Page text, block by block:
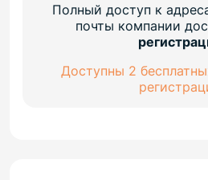
Полный доступ к
почты компании
Доступны 2